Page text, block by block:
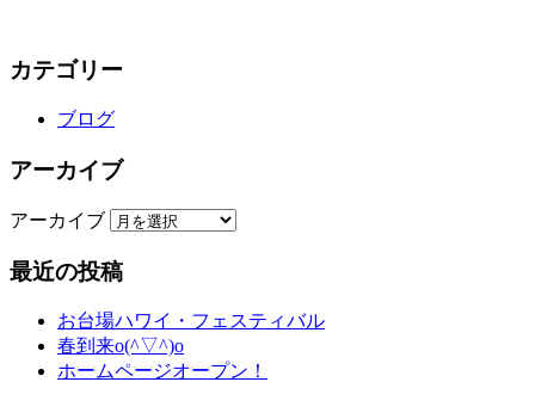
カテゴリー
ブログ
アーカイブ
アーカイブ
最近の投稿
お台場ハワイ・フェスティバル
春到来o(^▽^)o
ホームページオープン！